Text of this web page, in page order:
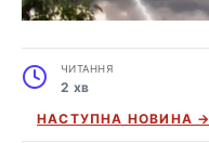
ЧИТАННЯ
2 хв
НАСТУПНА НОВИНА →